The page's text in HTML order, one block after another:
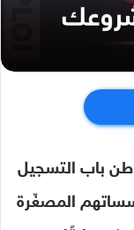
باب التسجيل
المصغّرة